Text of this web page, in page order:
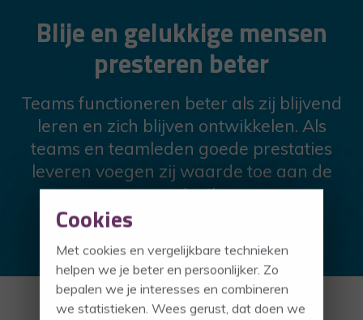
Blije en gelukkige mensen
presteren beter
Teams functioneren beter als zij blijvend
leren en zich blijven ontwikkelen. Als
teams en teamleden goede prestaties
leveren voegen zij waarde toe aan de
organisatie.
Cookies
Met cookies en vergelijkbare technieken
helpen we je beter en persoonlijker. Zo
bepalen we je interesses en combineren
we statistieken. Wees gerust, dat doen we